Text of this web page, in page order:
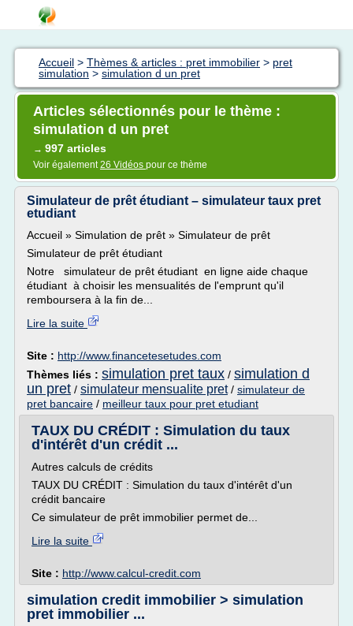
Accueil > Thèmes & articles : pret immobilier > pret
simulation > simulation d un pret
Articles sélectionnés pour le thème :
simulation d un pret
→ 997 articles
Voir également26 Vidéos pour ce thème
Simulateur de prêt étudiant – simulateur taux pret
etudiant
Accueil » Simulation de prêt » Simulateur de prêt
Simulateur de prêt étudiant
Notre simulateur de prêt étudiant en ligne aide chaque
étudiant à choisir les mensualités de l'emprunt qu'il
remboursera à la fin de...
Lire la suite
Site : http://www.financetesetudes.com
Thèmes liés : simulation pret taux / simulation d
un pret / simulateur mensualite pret/ simulateur de
pret bancaire / meilleur taux pour pret etudiant
TAUX DU CRÉDIT : Simulation du taux
d'intérêt d'un crédit ...
Autres calculs de crédits
TAUX DU CRÉDIT : Simulation du taux d'intérêt d'un
crédit bancaire
Ce simulateur de prêt immobilier permet de...
Lire la suite
Site : http://www.calcul-credit.com
simulation credit immobilier > simulation
pret immobilier ...